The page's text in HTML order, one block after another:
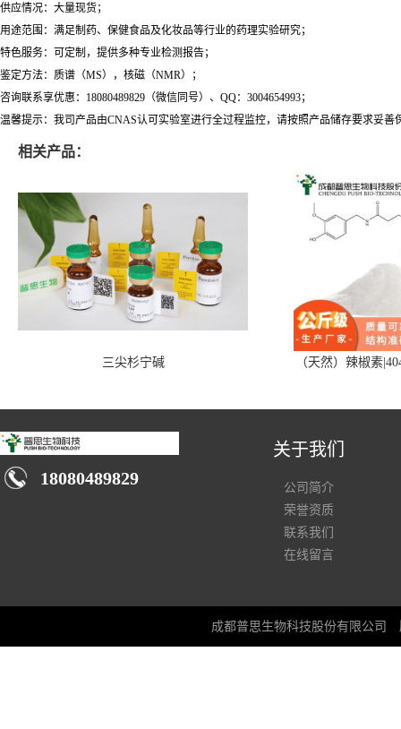
供应情况：大量现货；
用途范围：满足制药、保健食品及化妆品等行业的药理实验研究；
特色服务：可定制，提供多种专业检测报告；
鉴定方法：质谱（MS），核磁（NMR）；
咨询联系享优惠：18080489829（微信同号）、QQ：3004654993；
温馨提示：我司产品由CNAS认可实验室进行全过程监控，请按照产品储存要求妥善
相关产品：
三尖杉宁碱 （天然）辣椒素
18080489829
关于我们
公司简介
荣誉资质
联系我们
在线留言
成都普思生物科技股份有限公司